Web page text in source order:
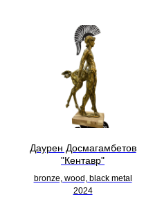
Даурен Досмагамбетов
"Кентавр"
bronze, wood, black metal
2024